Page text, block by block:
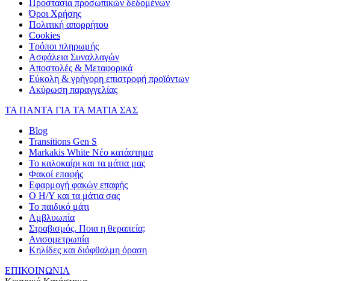
Προστασία προσωπικών δεδομένων
Όροι Χρήσης
Πολιτική απορρήτου
Cookies
Τρόποι πληρωμής
Ασφάλεια Συναλλαγών
Αποστολές & Μεταφορικά
Εύκολη & γρήγορη επιστροφή προϊόντων
Ακύρωση παραγγελίας
ΤΑ ΠΑΝΤΑ ΓΙΑ ΤΑ ΜΑΤΙΑ ΣΑΣ
Blog
Transitions Gen S
Markakis White Νέο κατάστημα
Το καλοκαίρι και τα μάτια μας
Φακοί επαφής
Εφαρμογή φακών επαφής
Ο Η/Υ και τα μάτια σας
Το παιδικό μάτι
Αμβλυωπία
Στραβισμός. Ποια η θεραπεία;
Ανισομετρωπία
Κηλίδες και διόφθαλμη όραση
ΕΠΙΚΟΙΝΩΝΙΑ